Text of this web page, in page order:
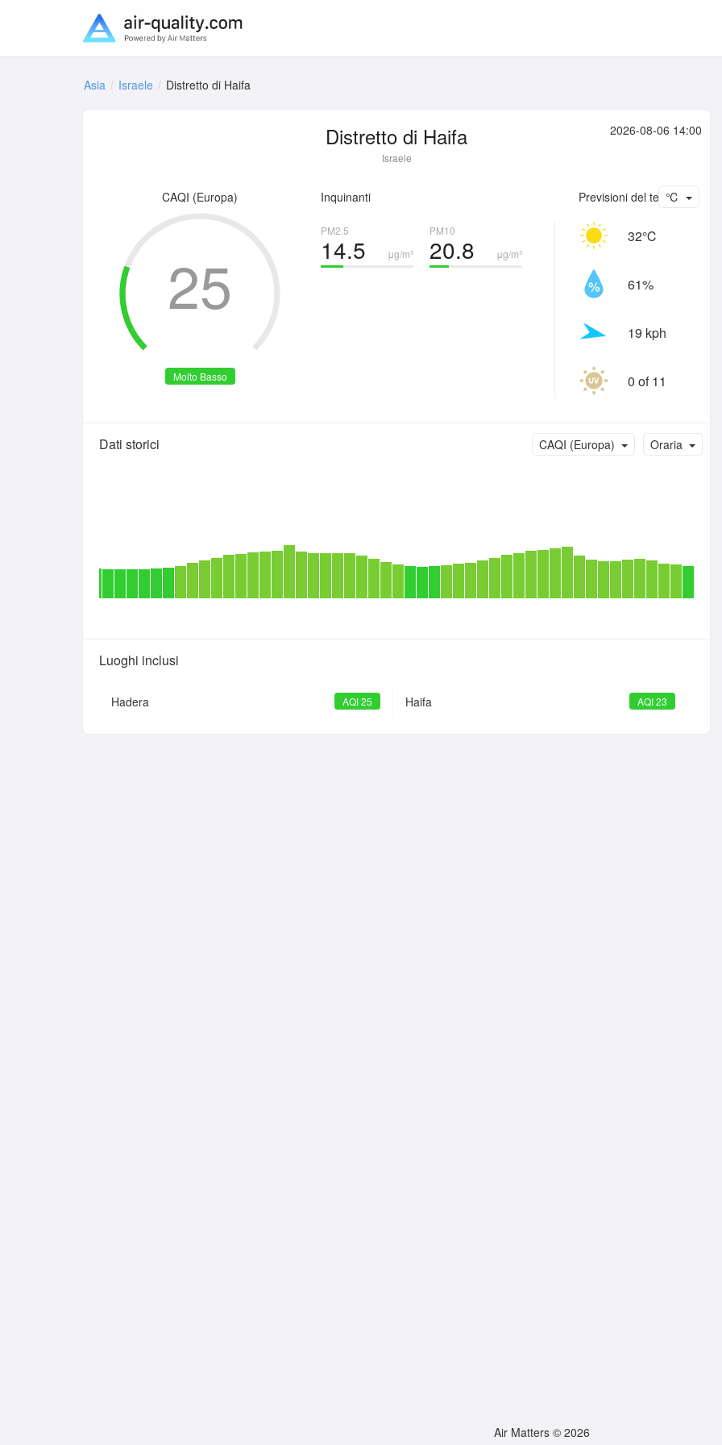
Asia Israele Distretto di Haifa
Distretto di Haifa
Israele
2026-08-06 14:00
CAQI (Europa)
Molto Basso
25
Inquinanti
PM2.5
μg/m³
14.5
PM10
μg/m³
20.8
Previsioni del tempo
℃
32℃
61%
19 kph
0 of 11
Dati storici Oraria
CAQI (Europa)
Luoghi inclusi
Hadera AQI 25 Haifa AQI 23
Air Matters © 2026